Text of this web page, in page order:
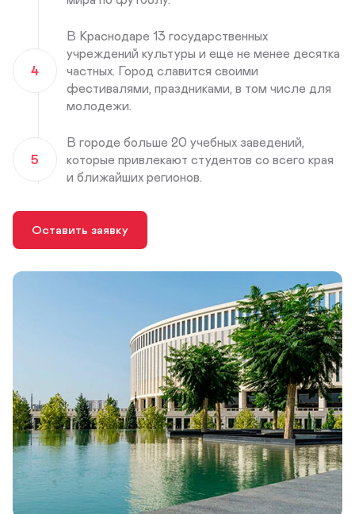
4
В Краснодаре 13 государственных
учреждений культуры и еще не менее десятка
частных. Город славится своими
фестивалями, праздниками, в том числе для
молодежи.
5
В городе больше 20 учебных заведений,
которые привлекают студентов со всего края
и ближайших регионов.
Оставить заявку